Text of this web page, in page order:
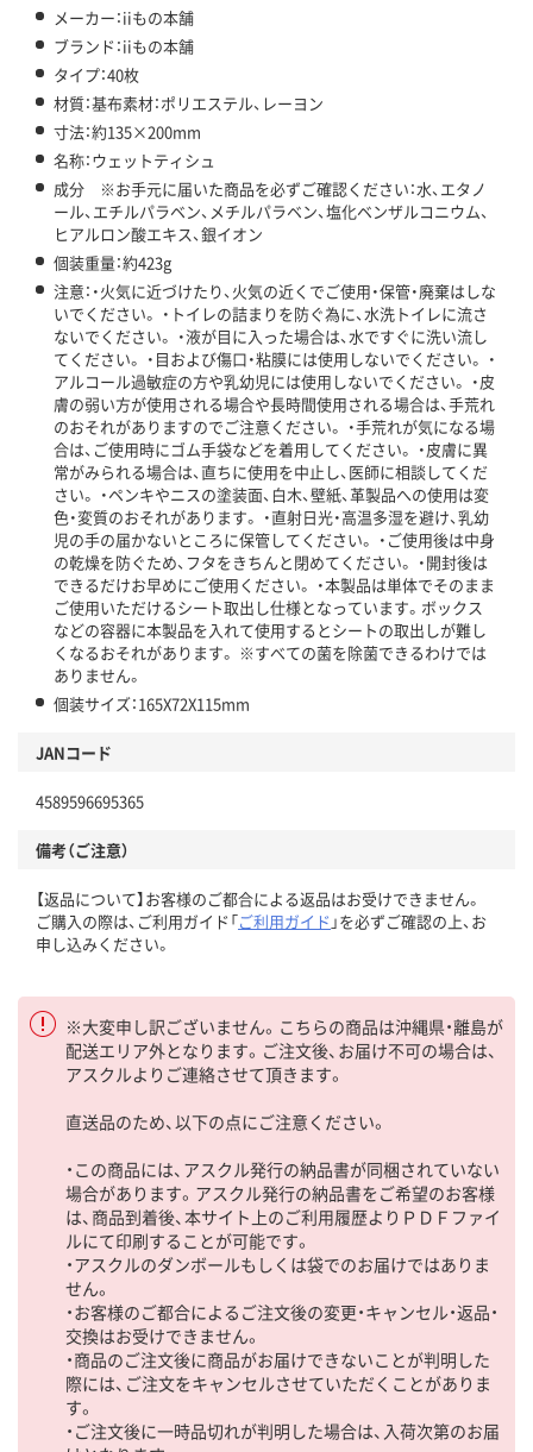
メーカー：iiもの本舗
ブランド：iiもの本舗
タイプ：40枚
材質：基布素材：ポリエステル、レーヨン
寸法：約135×200mm
名称：ウェットティシュ
成分 ※お手元に届いた商品を必ずご確認ください：水、エタノ
ール、エチルパラベン、メチルパラベン、塩化ベンザルコニウム、
ヒアルロン酸エキス、銀イオン
個装重量：約423g
注意：・火気に近づけたり、火気の近くでご使用・保管・廃棄はしな
いでください。 ・トイレの詰まりを防ぐ為に、水洗トイレに流さ
ないでください。 ・液が目に入った場合は、水ですぐに洗い流し
てください。 ・目および傷口・粘膜には使用しないでください。 ・
アルコール過敏症の方や乳幼児には使用しないでください。 ・皮
膚の弱い方が使用される場合や長時間使用される場合は、手荒れ
のおそれがありますのでご注意ください。 ・手荒れが気になる場
合は、ご使用時にゴム手袋などを着用してください。 ・皮膚に異
常がみられる場合は、直ちに使用を中止し、医師に相談してくだ
さい。 ・ペンキやニスの塗装面、白木、壁紙、革製品への使用は変
色・変質のおそれがあります。 ・直射日光・高温多湿を避け、乳幼
児の手の届かないところに保管してください。 ・ご使用後は中身
の乾燥を防ぐため、フタをきちんと閉めてください。 ・開封後は
できるだけお早めにご使用ください。 ・本製品は単体でそのまま
ご使用いただけるシート取出し仕様となっています。ボックス
などの容器に本製品を入れて使用するとシートの取出しが難し
くなるおそれがあります。 ※すべての菌を除菌できるわけでは
ありません。
個装サイズ：165X72X115mm
JANコード
4589596695365
備考（ご注意）
【返品について】お客様のご都合による返品はお受けできません。
ご購入の際は、ご利用ガイド「ご利用ガイド 」を必ずご確認の上、お
申し込みください。
※大変申し訳ございません。こちらの商品は沖縄県・離島が
配送エリア外となります。ご注文後、お届け不可の場合は、
アスクルよりご連絡させて頂きます。
直送品のため、以下の点にご注意ください。
・この商品には、アスクル発行の納品書が同梱されていない
場合があります。アスクル発行の納品書をご希望のお客様
は、商品到着後、本サイト上のご利用履歴よりＰＤＦファイ
ルにて印刷することが可能です。
・アスクルのダンボールもしくは袋でのお届けではありま
せん。
・お客様のご都合によるご注文後の変更・キャンセル・返品・
交換はお受けできません。
・商品のご注文後に商品がお届けできないことが判明した
際には、ご注文をキャンセルさせていただくことがありま
す。
・ご注文後に一時品切れが判明した場合は、入荷次第のお届